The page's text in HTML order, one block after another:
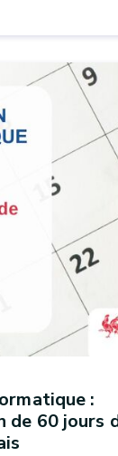
:
de 60 jours